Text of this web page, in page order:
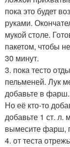
пока это будет
руками.
мукой столе.
пакетом, чтобы
30 минут.
3. пока тесто
пельменей. Лук
добавьте в
Но её кто-то
добавьте 1 ст. л.
вымесите фарш,
4. от теста